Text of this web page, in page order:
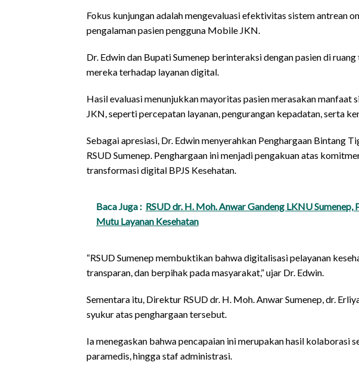
Fokus kunjungan adalah mengevaluasi efektivitas sistem antrean
pengalaman pasien pengguna Mobile JKN.
Dr. Edwin dan Bupati Sumenep berinteraksi dengan pasien di
mereka terhadap layanan digital.
Hasil evaluasi menunjukkan mayoritas pasien merasakan manfaat
JKN, seperti percepatan layanan, pengurangan kepadatan, serta
Sebagai apresiasi, Dr. Edwin menyerahkan Penghargaan Bintang
RSUD Sumenep. Penghargaan ini menjadi pengakuan atas
transformasi digital BPJS Kesehatan.
Baca Juga : RSUD dr. H. Moh. Anwar Gandeng LKNU
Mutu Layanan Kesehatan
“RSUD Sumenep membuktikan bahwa digitalisasi pelayanan
transparan, dan berpihak pada masyarakat,” ujar Dr. Edwin.
Sementara itu, Direktur RSUD dr. H. Moh. Anwar Sumenep, dr.
syukur atas penghargaan tersebut.
Ia menegaskan bahwa pencapaian ini merupakan hasil kolaborasi
paramedis, hingga staf administrasi.